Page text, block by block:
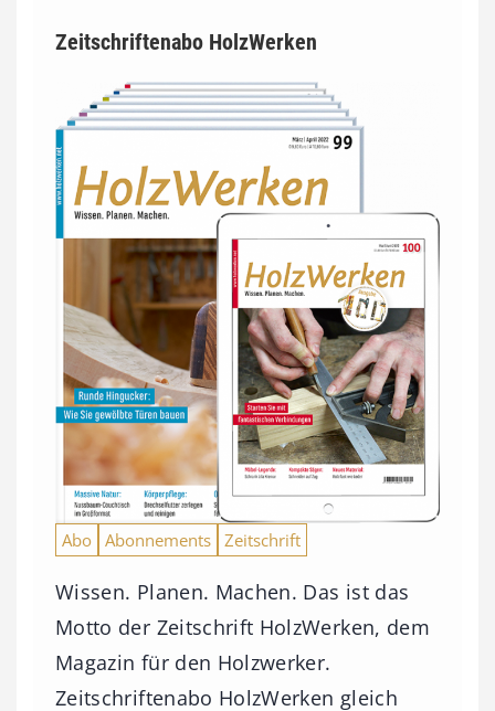
Zeitschriftenabo HolzWerken
Abo Abonnements Zeitschrift
Wissen. Planen. Machen. Das ist das
Motto der Zeitschrift HolzWerken, dem
Magazin für den Holzwerker.
Zeitschriftenabo HolzWerken gleich